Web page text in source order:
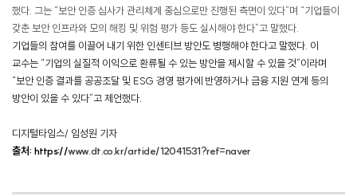
했다. 그는 “보안 인증 심사가 관리체계 중심으로만 진행된 측면이 있다”며 “기업들이
갖춘 보안 인프라와 모의 해킹 및 위험 평가 등도 실시해야 한다”고 말했다.
기업들의 참여를 이끌어 내기 위한 인센티브 방안도 병행해야 한다고 말했다. 이
교수는 “기업의 실질적 이익으로 환류될 수 있는 방안을 제시할 수 있을 것”이라며
“보안 인증 결과를 공공조달 및 ESG 경영 평가에 반영하거나 금융 지원 연계 등의
방안이 있을 수 있다”고 제언했다.
디지털타임스/ 임성원 기자
출처: https://www.dt.co.kr/article/12041531?ref=naver